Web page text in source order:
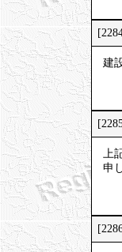
建
上
申